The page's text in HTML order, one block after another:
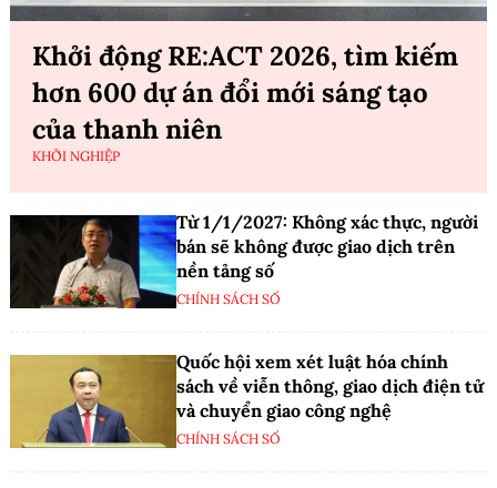
Khởi động RE:ACT 2026, tìm kiếm
hơn 600 dự án đổi mới sáng tạo
của thanh niên
KHỞI NGHIỆP
Từ 1/1/2027: Không xác thực, người
bán sẽ không được giao dịch trên
nền tảng số
CHÍNH SÁCH SỐ
Quốc hội xem xét luật hóa chính
sách về viễn thông, giao dịch điện tử
và chuyển giao công nghệ
CHÍNH SÁCH SỐ